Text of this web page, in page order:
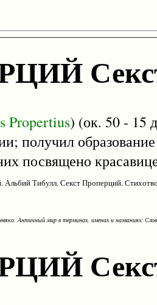
Propertius) (ок. 50 - 15
получил
посвящено
Альбий Тибулл. Секст Проперций.
Античный мир в терминах, именах и названиях: